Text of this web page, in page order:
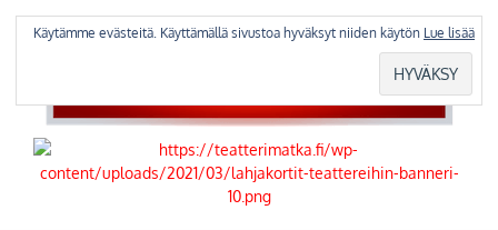
Käytämme evästeitä. Käyttämällä sivustoa hyväksyt niiden käytön Lue lisää